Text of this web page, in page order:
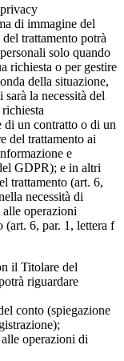
di immagine del
trattamento potrà
solo quando
richiesta o per gestire
della situazione,
la necessità del
di un contratto o di un
del trattamento ai
e
GDPR); e in altri
trattamento (art. 6,
necessità di
alle operazioni
(art. 6, par. 1, lettera f
il Titolare del
riguardare
conto (spiegazione
operazioni di